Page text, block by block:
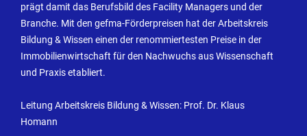
prägt damit das Berufsbild des Facility Managers und der
Branche. Mit den gefma-Förderpreisen hat der Arbeitskreis
Bildung & Wissen einen der renommiertesten Preise in der
Immobilienwirtschaft für den Nachwuchs aus Wissenschaft
und Praxis etabliert.
Leitung Arbeitskreis Bildung & Wissen: Prof. Dr. Klaus
Homann